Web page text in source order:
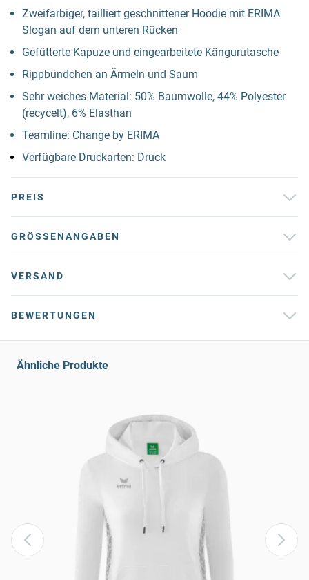
Zweifarbiger, tailliert geschnittener Hoodie mit ERIMA
Slogan auf dem unteren Rücken
Gefütterte Kapuze und eingearbeitete Kängurutasche
Rippbündchen an Ärmeln und Saum
Sehr weiches Material: 50% Baumwolle, 44% Polyester
(recycelt), 6% Elasthan
Teamline: Change by ERIMA
Verfügbare Druckarten: Druck
PREIS
GRÖSSENANGABEN
VERSAND
BEWERTUNGEN
Ähnliche Produkte